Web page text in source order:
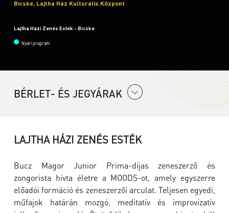
Bicske, Lajtha Ház Kulturális Központ
Lajtha Házi Zenés Esték - Bicske
Nyári program
BÉRLET- ÉS JEGYÁRAK
LAJTHA HÁZI ZENÉS ESTÉK
Bucz Magor Junior Prima-díjas zeneszerző és
zongorista hívta életre a MOODS-ot, amely egyszerre
előadói formáció és zeneszerzői arculat. Teljesen egyedi,
műfajok határán mozgó, meditatív és improvizatív